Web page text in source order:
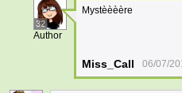
32
Author
Mystèèèère
Miss_Call 06/07/